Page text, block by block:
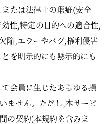
たは法律上の瑕疵(安全
性,特定の目的への適合性,
陥,エラーやバグ,権利侵害
を明示的にも黙示的にも
会員に生じたあらゆる損
ません。ただし,本サービ
の契約(本規約を含みま